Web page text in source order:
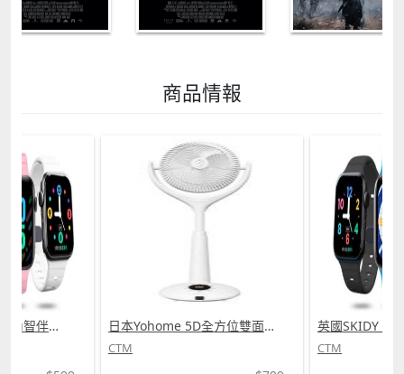
商品情報
日本Yohome 5D全方位雙面雙葉對流淨化智能語音伸縮循環扇 PRO (需訂貨) 英國SKIDY SmartEdu智伴高清流暢五重定位遠控180°旋攝雙向視頻海外適配兒童智能手錶PRO (需訂貨)
CTM CTM